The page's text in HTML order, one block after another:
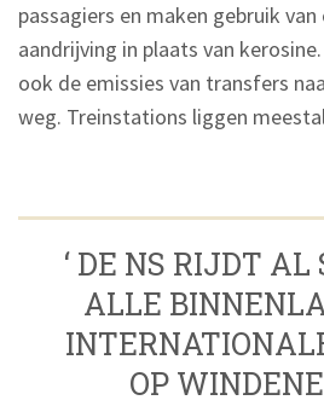
passagiers en maken gebruik
aandrijving in plaats van
ook de emissies van transfers
weg. Treinstations liggen
‘ DE NS RIJDT AL
ALLE
OP